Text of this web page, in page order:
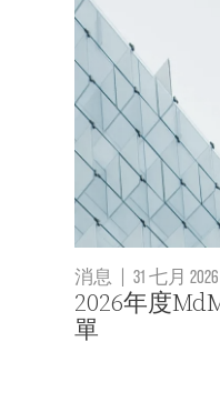
消息 | 31 七月 2026
2026年度
單